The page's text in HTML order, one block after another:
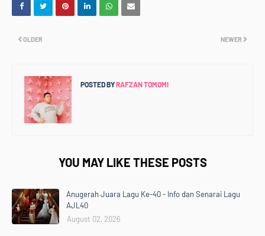
NEWER
OLDER
POSTED BYRAFZAN TOMOMI
YOU MAY LIKE THESE POSTS
Anugerah Juara Lagu Ke-40 - Info dan Senarai Lagu
AJL40
August 02, 2026